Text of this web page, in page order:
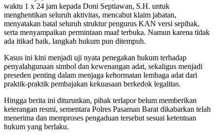
waktu 1 x 24 jam kepada Doni Septiawan, S.H. untuk
menghentikan seluruh aktivitas, mencabut klaim jabatan,
menyatakan batal seluruh struktur pengurus KAN versi sepihak,
serta menyampaikan permintaan maaf terbuka. Namun karena tidak
ada itikad baik, langkah hukum pun ditempuh.
Kasus ini kini menjadi uji nyata penegakan hukum terhadap
penyalahgunaan simbol dan kewenangan adat, sekaligus menjadi
preseden penting dalam menjaga kehormatan lembaga adat dari
praktik-praktik pembajakan kekuasaan berkedok legalitas.
Hingga berita ini diturunkan, pihak terlapor belum memberikan
keterangan resmi, sementara Polres Pasaman Barat dikabarkan telah
menerima dan memproses pengaduan tersebut sesuai ketentuan
hukum yang berlaku.